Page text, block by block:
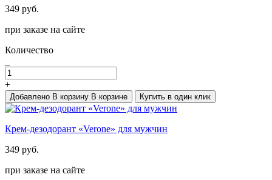
349 руб.
при заказе на сайте
Количество
+
Добавлено В корзину В корзине Купить в один клик
Крем-дезодорант «Verone» для мужчин
349 руб.
при заказе на сайте